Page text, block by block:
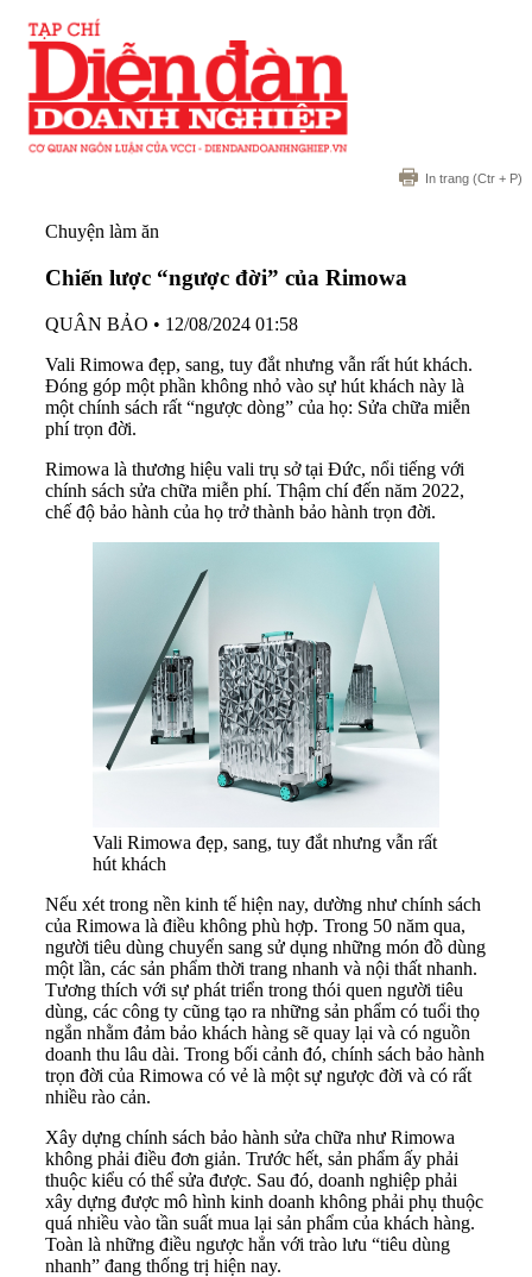
In trang (Ctr + P)
Chuyện làm ăn
Chiến lược “ngược đời” của Rimowa
QUÂN BẢO • 12/08/2024 01:58
Vali Rimowa đẹp, sang, tuy đắt nhưng vẫn rất hút khách.
Đóng góp một phần không nhỏ vào sự hút khách này là
một chính sách rất “ngược dòng” của họ: Sửa chữa miễn
phí trọn đời.
Rimowa là thương hiệu vali trụ sở tại Đức, nổi tiếng với
chính sách sửa chữa miễn phí. Thậm chí đến năm 2022,
chế độ bảo hành của họ trở thành bảo hành trọn đời.
Vali Rimowa đẹp, sang, tuy đắt nhưng vẫn rất
hút khách
Nếu xét trong nền kinh tế hiện nay, dường như chính sách
của Rimowa là điều không phù hợp. Trong 50 năm qua,
người tiêu dùng chuyển sang sử dụng những món đồ dùng
một lần, các sản phẩm thời trang nhanh và nội thất nhanh.
Tương thích với sự phát triển trong thói quen người tiêu
dùng, các công ty cũng tạo ra những sản phẩm có tuổi thọ
ngắn nhằm đảm bảo khách hàng sẽ quay lại và có nguồn
doanh thu lâu dài. Trong bối cảnh đó, chính sách bảo hành
trọn đời của Rimowa có vẻ là một sự ngược đời và có rất
nhiều rào cản.
Xây dựng chính sách bảo hành sửa chữa như Rimowa
không phải điều đơn giản. Trước hết, sản phẩm ấy phải
thuộc kiểu có thể sửa được. Sau đó, doanh nghiệp phải
xây dựng được mô hình kinh doanh không phải phụ thuộc
quá nhiều vào tần suất mua lại sản phẩm của khách hàng.
Toàn là những điều ngược hẳn với trào lưu “tiêu dùng
nhanh” đang thống trị hiện nay.